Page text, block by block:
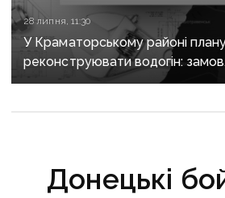
28 липня, 11:30
У Краматорському районі
реконструювати водогін:
за майже 2 мільйони
Донецькі